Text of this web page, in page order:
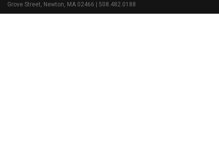
Grove Street, Newton, MA 02466 | 508.482.0188